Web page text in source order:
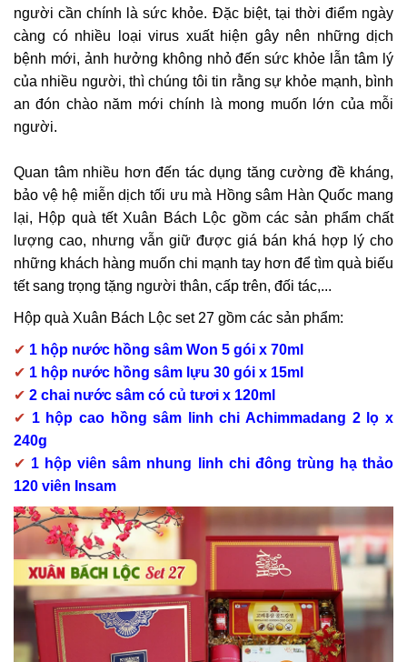
người cần chính là sức khỏe. Đặc biệt, tại thời điểm ngày
càng có nhiều loại virus xuất hiện gây nên những dịch
bệnh mới, ảnh hưởng không nhỏ đến sức khỏe lẫn tâm lý
của nhiều người, thì chúng tôi tin rằng sự khỏe mạnh, bình
an đón chào năm mới chính là mong muốn lớn của mỗi
người.
Quan tâm nhiều hơn đến tác dụng tăng cường đề kháng,
bảo vệ hệ miễn dịch tối ưu mà Hồng sâm Hàn Quốc mang
lại, Hộp quà tết Xuân Bách Lộc gồm các sản phẩm chất
lượng cao, nhưng vẫn giữ được giá bán khá hợp lý cho
những khách hàng muốn chi mạnh tay hơn để tìm quà biếu
tết sang trọng tặng người thân, cấp trên, đối tác,...
Hộp quà Xuân Bách Lộc set 27 gồm các sản phẩm:
✔ 1 hộp nước hồng sâm Won 5 gói x 70ml
✔ 1 hộp nước hồng sâm lựu 30 gói x 15ml
✔ 2 chai nước sâm có củ tươi x 120ml
✔ 1 hộp cao hồng sâm linh chi Achimmadang 2 lọ x
240g
✔ 1 hộp viên sâm nhung linh chi đông trùng hạ thảo
120 viên Insam